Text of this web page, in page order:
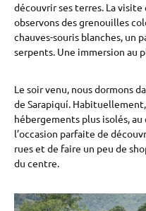
découvrir ses terres. La
observons des grenouilles
chauves-souris blanches, un
serpents. Une immersion au
Le soir venu, nous dormons
de Sarapiquí.
hébergements plus isolés,
l’occasion parfaite de
rues et de faire un peu de
du centre.